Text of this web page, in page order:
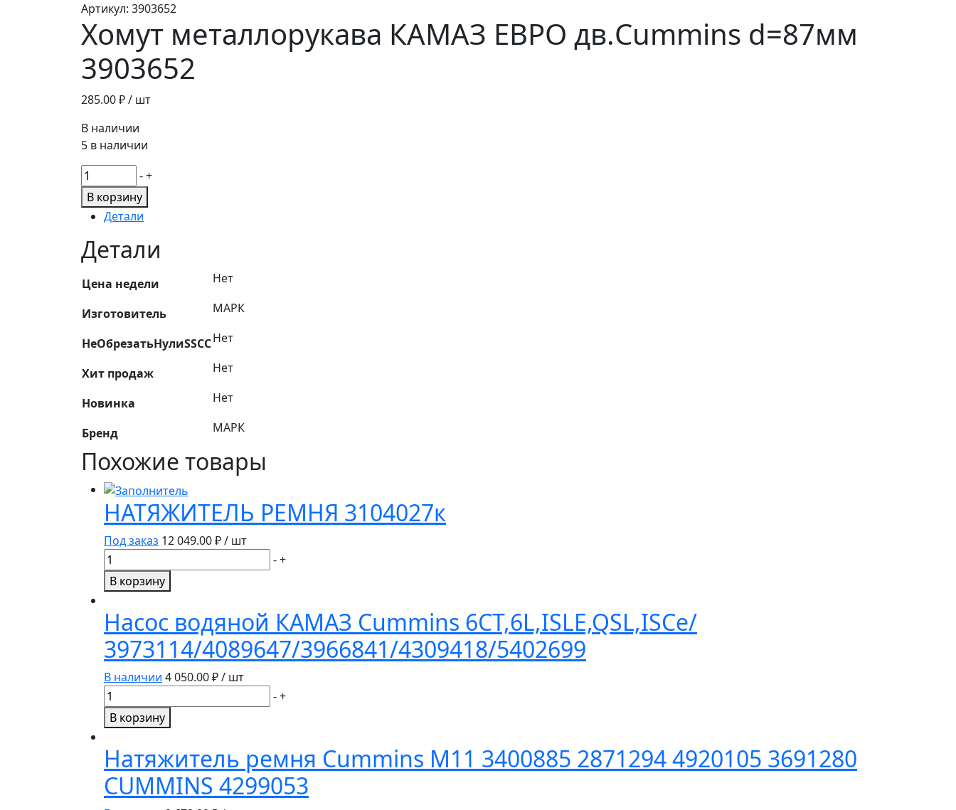
Артикул: 3903652
Хомут металлорукава КАМАЗ ЕВРО дв.Cummins d=87мм
3903652
285.00₽ / шт
В наличии
5 в наличии
Количество
товара
Хомут
металлорукава
КАМАЗ
ЕВРО
дв.Cummins
d=87мм
3903652
-+
В корзину
Детали
Детали
Цена недели Нет
Изготовитель МАРК
НеОбрезатьНулиSSCCНет
Хит продаж Нет
Новинка Нет
Бренд МАРК
Похожие товары
НАТЯЖИТЕЛЬ РЕМНЯ 3104027к
Под заказ 12 049.00₽ / шт
Количество
товара
НАТЯЖИТЕЛЬ
3104027к
-+
В корзину
Насос водяной КАМАЗ Cummins 6СТ,6L,ISLE,QSL,ISCe/
3973114/4089647/3966841/4309418/5402699
В наличии 4 050.00₽ / шт
Количество
товара
Насос
КАМАЗ
Cummins
6СТ,6L,ISLE,QSL,ISCe/
-+
В корзину
Натяжитель ремня Cummins M11 3400885 2871294 4920105 3691280
CUMMINS 4299053